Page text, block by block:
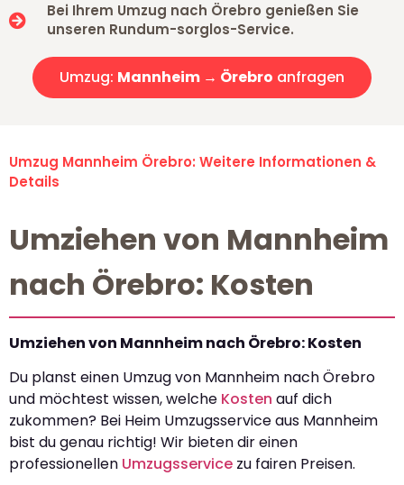
Bei Ihrem Umzug nach Örebro genießen Sie
unseren Rundum-sorglos-Service.
Umzug: Mannheim → Örebro anfragen
Umzug Mannheim Örebro: Weitere Informationen &
Details
Umziehen von Mannheim
nach Örebro: Kosten
Umziehen von Mannheim nach Örebro: Kosten
Du planst einen Umzug von Mannheim nach Örebro
und möchtest wissen, welche Kosten auf dich
zukommen? Bei Heim Umzugsservice aus Mannheim
bist du genau richtig! Wir bieten dir einen
professionellen Umzugsservice zu fairen Preisen.